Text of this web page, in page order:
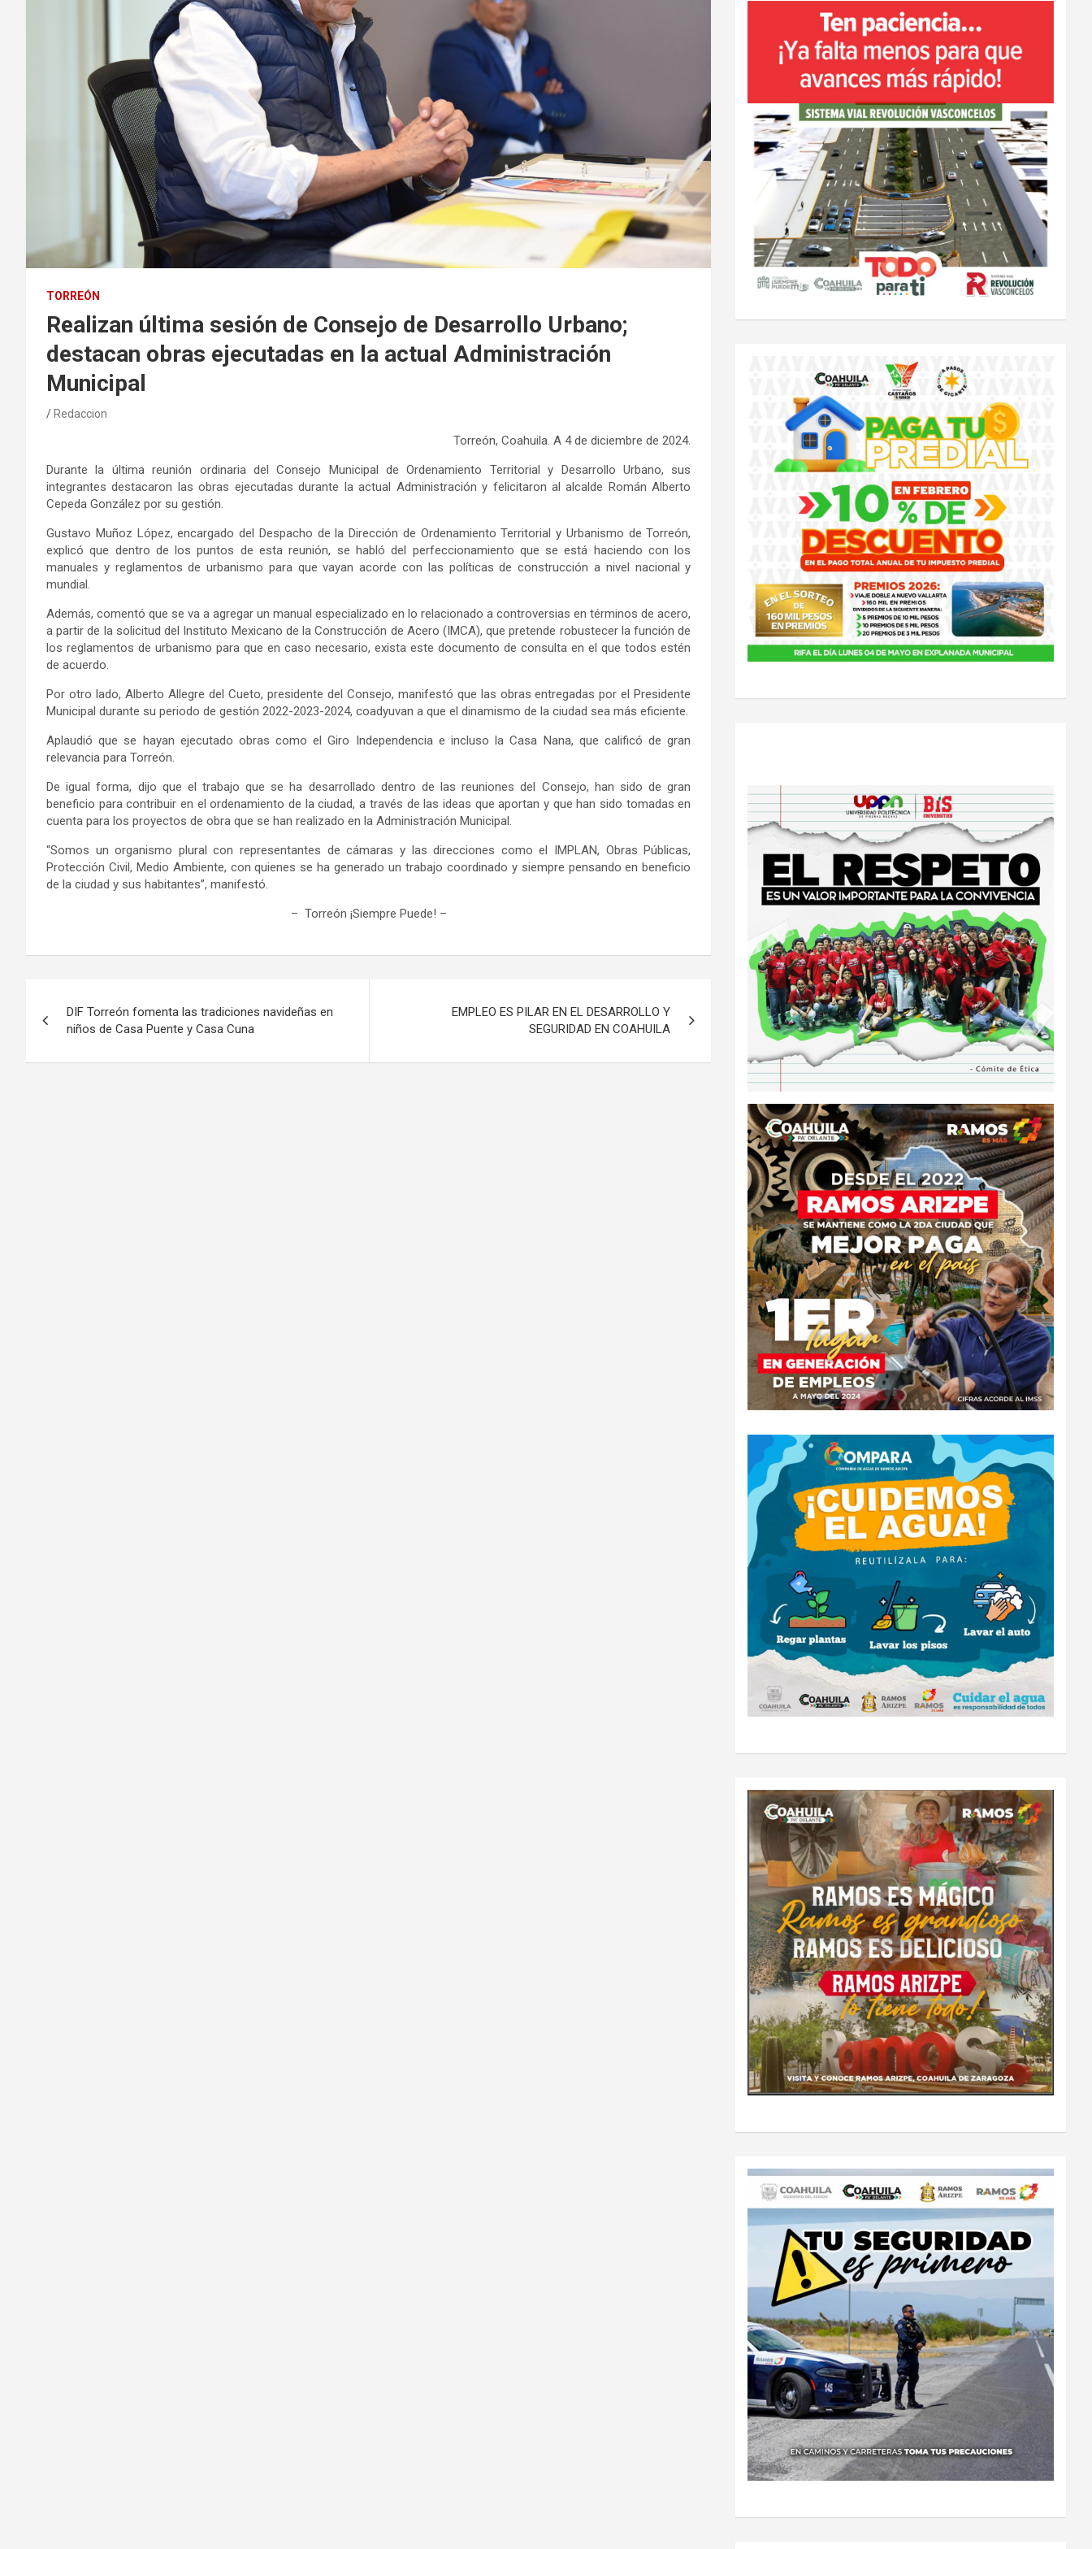
TORREÓN
Realizan última sesión de Consejo de Desarrollo Urbano;
destacan obras ejecutadas en la actual Administración
Municipal
Redaccion
Torreón, Coahuila. A 4de diciembre de 2024.
Durante la últimareunión ordinaria del Consejo Municipal de Ordenamiento Territorial y Desarrollo Urbano, sus
integrantes destacaron las obras ejecutadas durante la actual Administración y felicitaron alalcalde Román Alberto
Cepeda González por su gestión.
Gustavo Muñoz López, encargado del Despacho de laDirección de Ordenamiento Territorial y Urbanismo de Torreón,
explicó que dentro de los puntos de esta reunión, se habló del perfeccionamiento que se está haciendo con los
manuales y reglamentos de urbanismo para que vayan acorde con las políticas de construcción a nivel nacional y
mundial.
Además, comentó que se va a agregar un manualespecializado en lo relacionado acontroversias en términos de acero,
a partir de la solicitud del Instituto Mexicano de la Construcción de Acero (IMCA), quepretende robustecer la función de
los reglamentos de urbanismo para que encaso necesario, exista este documento de consulta en el que todos estén
de acuerdo.
Por otro lado, Alberto Allegre del Cueto, presidente del Consejo, manifestó que las obras entregadas por el Presidente
Municipal durante su periodo de gestión 2022-2023-2024, coadyuvan a que el dinamismo de la ciudad sea más eficiente.
Aplaudió que se hayan ejecutado obras como el Giro Independencia e incluso la Casa Nana, que calificódegran
relevancia para Torreón.
De igual forma, dijo que el trabajo que se ha desarrollado dentro de las reuniones del Consejo, han sido de gran
beneficio para contribuir en el ordenamiento de la ciudad, a través de las ideas que aportan y que han sido tomadas en
cuenta para los proyectos de obra que se han realizado en la Administración Municipal.
“Somos un organismo plural con representantes de cámaras y las direcciones como el IMPLAN, Obras Públicas,
Protección Civil, Medio Ambiente, con quienes se ha generado un trabajo coordinado y siempre pensando en beneficio
de la ciudad y sus habitantes”, manifestó.
– Torreón ¡Siempre Puede! –
de
entradas
DIF Torreón fomenta las tradiciones navideñas en
niños de Casa Puente y Casa Cuna
EMPLEO ES PILAR EN EL DESARROLLO Y
SEGURIDAD EN COAHUILA